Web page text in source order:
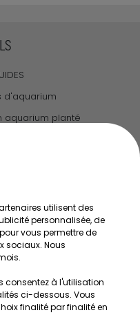
d'aquarium
aquarium planté
de produits
de vente
utilisent des
personnalisée, de
vous permettre de
sociaux. Nous
consentez à l'utilisation
ci-dessous. Vous
finalité par finalité en